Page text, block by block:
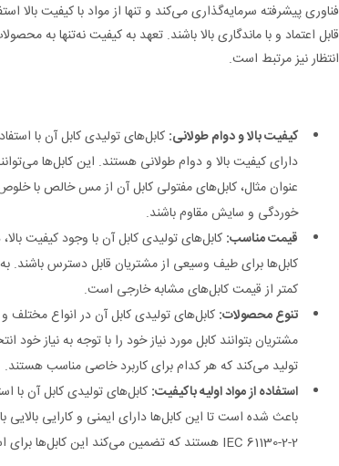
فناوری پیشرفته سرمایه‌گذاری می‌کند و تنها از مواد با کیفیت
قابل اعتماد و با ماندگاری بالا باشند. تعهد به کیفیت نه‌تنها به
انتظار نیز مرتبط است.
کیفیت بالا و دوام طولانی: کابل‌های تولیدی کابل آن با
دارای کیفیت بالا و دوام طولانی هستند. این کابل‌ها
خوردگی و سایش مقاوم باشند.
قیمت مناسب: کابل‌های تولیدی کابل آن با وجود کیفیت
کمتر از قیمت کابل‌های مشابه خارجی است.
تنوع محصولات: کابل‌های تولیدی کابل آن در انواع مختلف
مشتریان بتوانند کابل مورد نیاز خود را با توجه به نیاز خود
تولید می‌کند که هر کدام برای کاربرد خاصی مناسب هستند.
استفاده از مواد اولیه باکیفیت: کابل‌های تولیدی کابل آن با
باعث شده است تا این کابل‌ها دارای ایمنی و کارایی بالایی
IEC 61130-2-2 هستند که تضمین می‌کند این کابل‌ها برای استفاده در شبکه‌های تلویزیونی و مخابراتی مناسب هستند.